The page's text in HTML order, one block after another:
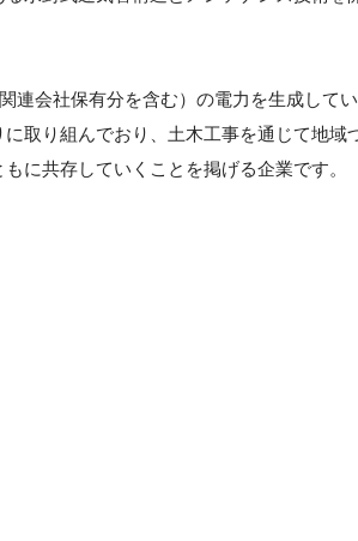
連会社保有分を含む）の電力を生成してい
取り組んでおり、土木工事を通じて地域
に共存していくことを掲げる企業です。